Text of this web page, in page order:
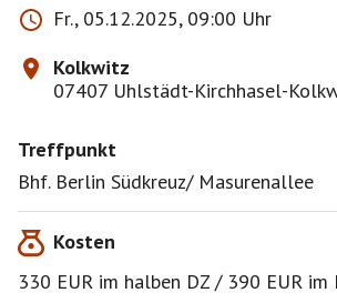
Besuch der VIBA-Nougatwelt in
Pralinen-Workshop (wie 2019)
Die Unterbringung erfolgt diesmal in
inhabergeführten Hotel in zentraler
Kirchhasel im romantischen Saaletal.
Uhlstädt noch Kirchhasel fußläufig
können alle Hotspots in Kolkwitz
Minuten besucht werden. Die
ermöglicht uns spannende Tourniere
Abendessen.
Fr., 05.12.2025, 09:00 Uhr
Kolkwitz
07407 Uhlstädt-Kirchhasel-
Treffpunkt
Bhf. Berlin Südkreuz/ Masurenallee
Kosten
330 EUR im halben DZ / 390 EUR im